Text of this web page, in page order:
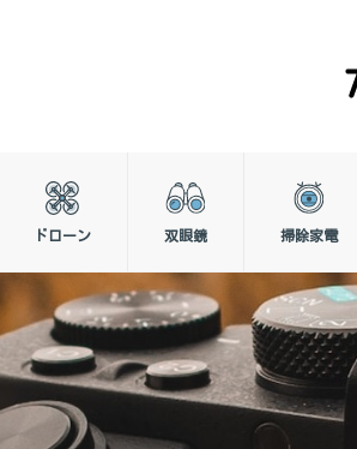
ドローン 双眼鏡 掃除家電